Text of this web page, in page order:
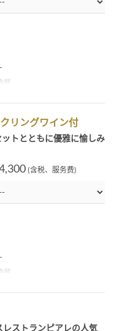
餐
リングワイン付
トとともに優雅に愉しみ
(含税、服务费)
餐
ストランピアレの人気